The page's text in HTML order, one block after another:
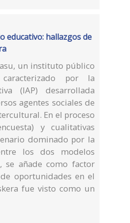
educativo: hallazgos de
un instituto público
por la
(IAP) desarrollada
agentes sociales de
En el proceso
y cualitativas
dominado por la
los dos modelos
se añade como factor
oportunidades en el
fue visto como un